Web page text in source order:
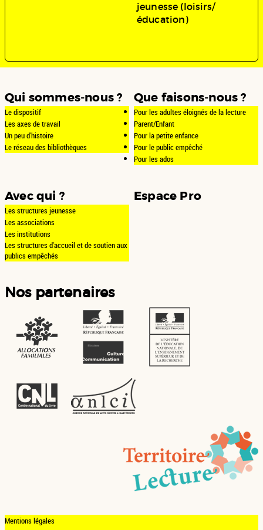
jeunesse (loisirs/
éducation)
Qui sommes-nous ?
Le dispositif
Les axes de travail
Un peu d'histoire
Le réseau des bibliothèques
Que faisons-nous ?
Pour les adultes éloignés de la lecture
Parent/Enfant
Pour la petite enfance
Pour le public empêché
Pour les ados
Avec qui ?
Les structures jeunesse
Les associations
Les institutions
Les structures d'accueil et de soutien aux
publics empêchés
Espace Pro
Nos partenaires
Mentions légales